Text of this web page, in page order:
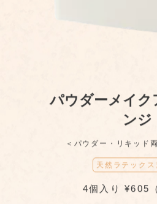
パウダーメイク
ンジ
＜パウダー・リキッド
天然ラテックス
4個入り ¥605